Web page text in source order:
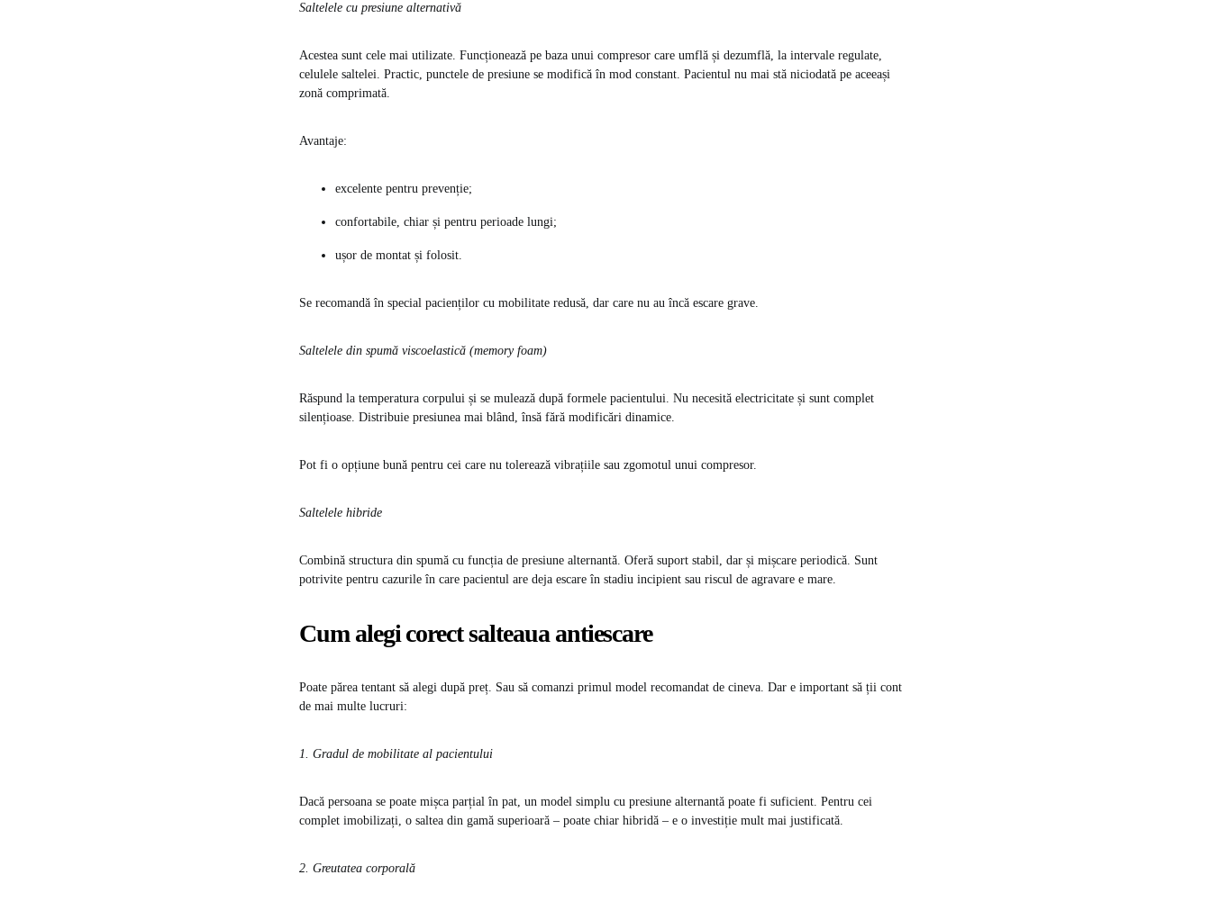
Saltelele cu presiune alternativă
Acestea sunt cele mai utilizate. Funcționează pe baza unui compresor care umflă și dezumflă, la intervale regulate,
celulele saltelei. Practic, punctele de presiune se modifică în mod constant. Pacientul nu mai stă niciodată pe aceeași
zonă comprimată.
Avantaje:
excelente pentru prevenție;
confortabile, chiar și pentru perioade lungi;
ușor de montat și folosit.
Se recomandă în special pacienților cu mobilitate redusă, dar care nu au încă escare grave.
Saltelele din spumă viscoelastică (memory foam)
Răspund la temperatura corpului și se mulează după formele pacientului. Nu necesită electricitate și sunt complet
silențioase. Distribuie presiunea mai blând, însă fără modificări dinamice.
Pot fi o opțiune bună pentru cei care nu tolerează vibrațiile sau zgomotul unui compresor.
Saltelele hibride
Combină structura din spumă cu funcția de presiune alternantă. Oferă suport stabil, dar și mișcare periodică. Sunt
potrivite pentru cazurile în care pacientul are deja escare în stadiu incipient sau riscul de agravare e mare.
Cum alegi corect salteaua antiescare
Poate părea tentant să alegi după preț. Sau să comanzi primul model recomandat de cineva. Dar e important să ții cont
de mai multe lucruri:
1. Gradul de mobilitate al pacientului
Dacă persoana se poate mișca parțial în pat, un model simplu cu presiune alternantă poate fi suficient. Pentru cei
complet imobilizați, o saltea din gamă superioară – poate chiar hibridă – e o investiție mult mai justificată.
2. Greutatea corporală